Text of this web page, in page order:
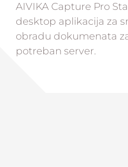
AIVIKA Capture Pro
desktop aplikacija za
obradu dokumenata
potreban server.